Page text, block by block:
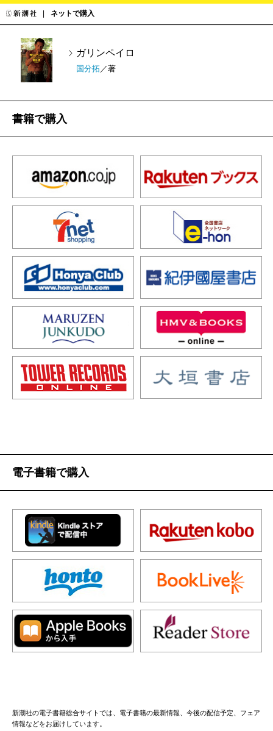
ネットで購入
ガリンペイロ
国分拓 ／著
書籍で購入
電子書籍で購入
新潮社の電子書籍総合サイトでは、電子書籍の最新情報、今後の配信予定、フェア
情報などをお届けしています。